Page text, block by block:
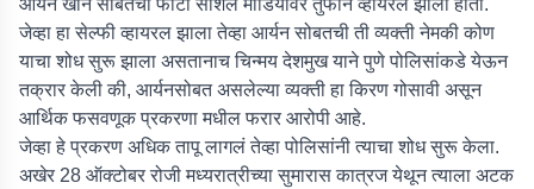
आर्यन खान सोबतचा फोटो सोशल मीडियावर तुफान व्हायरल झाला होता.
जेव्हा हा सेल्फी व्हायरल झाला तेव्हा आर्यन सोबतची ती व्यक्ती नेमकी कोण
याचा शोध सुरू झाला असतानाच चिन्मय देशमुख याने पुणे पोलिसांकडे येऊन
तक्रार केली की, आर्यनसोबत असलेल्या व्यक्ती हा किरण गोसावी असून
आर्थिक फसवणूक प्रकरणा मधील फरार आरोपी आहे.
जेव्हा हे प्रकरण अधिक तापू लागलं तेव्हा पोलिसांनी त्याचा शोध सुरू केला.
अखेर 28 ऑक्टोबर रोजी मध्यरात्रीच्या सुमारास कात्रज येथून त्याला अटक